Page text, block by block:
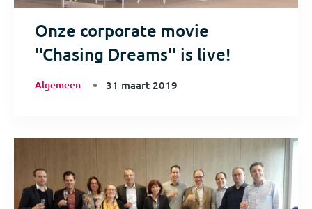
Onze corporate movie
''Chasing Dreams'' is live!
Algemeen 31 maart 2019